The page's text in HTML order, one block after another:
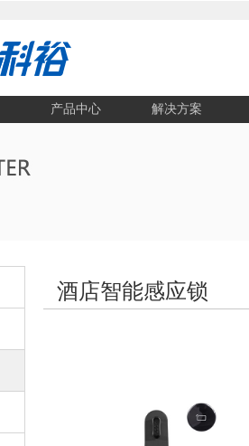
产品中心 解决方案
酒店智能感应锁